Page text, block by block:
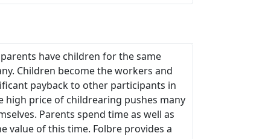
have children for the same
Children become the workers and
payback to other participants in
high price of childrearing pushes many
Parents spend time as well as
value of this time. Folbre provides a